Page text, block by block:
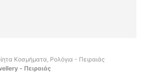
Κοσμήματα, Ρολόγια - Πειραιάς
- Πειραιάς